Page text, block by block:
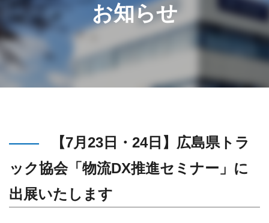
お知らせ
【7月23日・24日】広島県トラ
ック協会「物流DX推進セミナー」に
出展いたします